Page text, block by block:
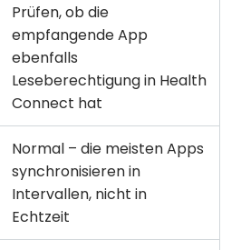
Prüfen, ob die
empfangende App
ebenfalls
Leseberechtigung in Health
Connect hat
Normal – die meisten Apps
synchronisieren in
Intervallen, nicht in
Echtzeit